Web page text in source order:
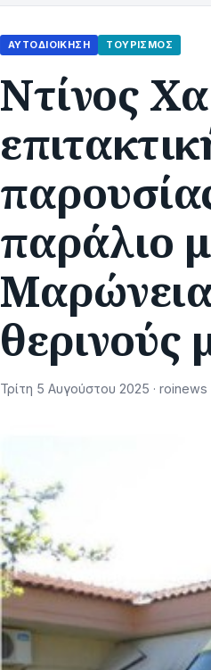
ΑΥΤΟΔΙΟΊΚΗΣΗ ΤΟΥΡΙΣΜΌΣ
Nτίνος
παράλιο
θερινούς
Τρίτη 5 Αυγούστου 2025 · roinews